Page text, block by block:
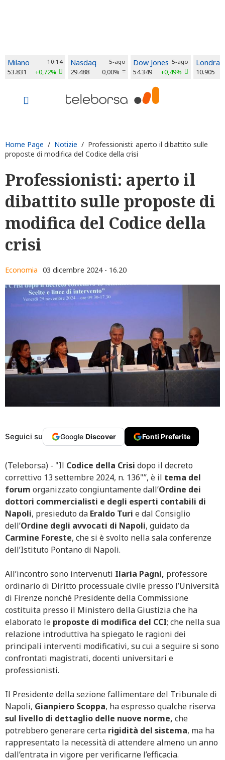
Milano 10:14
53.831 +0,72%
Nasdaq 5-ago
29.488 0,00%
Dow Jones 5-ago
54.349 +0,49%
Londra
10.905
Home Page / Notizie / Professionisti: aperto il dibattito sulle
proposte di modifica del Codice della crisi
Professionisti: aperto il
dibattito sulle proposte di
modifica del Codice della
crisi
Economia 03 dicembre 2024 - 16.20
Seguici su Google Discover Fonti Preferite
(Teleborsa) - "Il Codice della Crisi dopo il decreto
correttivo 13 settembre 2024, n. 136"”, è il tema del
forum organizzato congiuntamente dall’Ordine dei
dottori commercialisti e degli esperti contabili di
Napoli, presieduto da Eraldo Turi e dal Consiglio
dell’Ordine degli avvocati di Napoli, guidato da
Carmine Foreste, che si è svolto nella sala conferenze
dell’Istituto Pontano di Napoli.
All’incontro sono intervenuti Ilaria Pagni, professore
ordinario di Diritto processuale civile presso l’Università
di Firenze nonché Presidente della Commissione
costituita presso il Ministero della Giustizia che ha
elaborato le proposte di modifica del CCI; che nella sua
relazione introduttiva ha spiegato le ragioni dei
principali interventi modificativi, su cui a seguire si sono
confrontati magistrati, docenti universitari e
professionisti.
Il Presidente della sezione fallimentare del Tribunale di
Napoli, Gianpiero Scoppa, ha espresso qualche riserva
sul livello di dettaglio delle nuove norme, che
potrebbero generare certa rigidità del sistema, ma ha
rappresentato la necessità di attendere almeno un anno
dall’entrata in vigore per verificarne l’efficacia.